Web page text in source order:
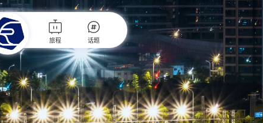
旅程 话题